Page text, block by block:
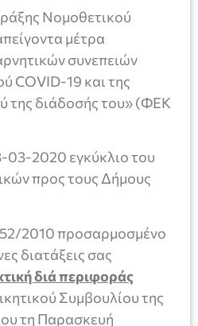
Νομοθετικού
μέτρα
συνεπειών
COVID-19 και της
της διάδοσής του» (ΦΕΚ
03-2020 εγκύκλιο του
προς τους Δήμους
2010 προσαρμοσμένο
διατάξεις σας
διά περιφοράς
Συμβουλίου της
τη Παρασκευή